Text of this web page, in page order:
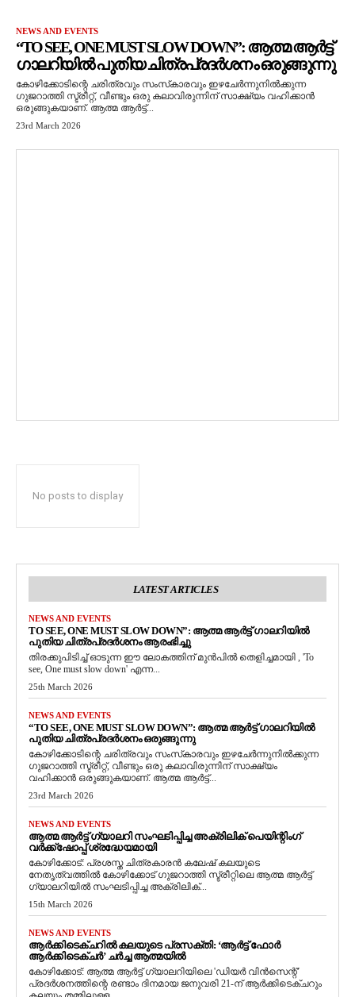
NEWS AND EVENTS
“TO SEE, ONE MUST SLOW DOWN”: ആത്മ ആർട്ട്
ഗാലറിയിൽ പുതിയ ചിത്രപ്രദർശനം ഒരുങ്ങുന്നു
കോഴിക്കോടിന്റെ ചരിത്രവും സംസ്‌കാരവും ഇഴചേർന്നുനിൽക്കുന്ന
ഗുജറാത്തി സ്ട്രീറ്റ്, വീണ്ടും ഒരു കലാവിരുന്നിന് സാക്ഷ്യം വഹിക്കാൻ
ഒരുങ്ങുകയാണ്. ആത്മ ആർട്ട്...
23rd March 2026
No posts to display
LATEST ARTICLES
NEWS AND EVENTS
TO SEE, ONE MUST SLOW DOWN”: ആത്മ ആർട്ട് ഗാലറിയിൽ
പുതിയ ചിത്രപ്രദർശനം ആരംഭിച്ചു
തിരക്കുപിടിച്ച് ഓടുന്ന ഈ ലോകത്തിന് മുൻപിൽ തെളിച്ചമായി , 'To
see, One must slow down' എന്ന...
25th March 2026
NEWS AND EVENTS
“TO SEE, ONE MUST SLOW DOWN”: ആത്മ ആർട്ട് ഗാലറിയിൽ
പുതിയ ചിത്രപ്രദർശനം ഒരുങ്ങുന്നു
കോഴിക്കോടിന്റെ ചരിത്രവും സംസ്‌കാരവും ഇഴചേർന്നുനിൽക്കുന്ന
ഗുജറാത്തി സ്ട്രീറ്റ്, വീണ്ടും ഒരു കലാവിരുന്നിന് സാക്ഷ്യം
വഹിക്കാൻ ഒരുങ്ങുകയാണ്. ആത്മ ആർട്ട്...
23rd March 2026
NEWS AND EVENTS
ആത്മ ആർട്ട് ഗ്യാലറി സംഘടിപ്പിച്ച അക്രിലിക് പെയിന്റിംഗ്
വർക്ക്‌ഷോപ്പ് ശ്രദ്ധേയമായി
കോഴിക്കോട്: പ്രശസ്ത ചിത്രകാരൻ കലേഷ് കലയുടെ
നേതൃത്വത്തിൽ കോഴിക്കോട് ഗുജറാത്തി സ്ട്രീറ്റിലെ ആത്മ ആർട്ട്
ഗ്യാലറിയിൽ സംഘടിപ്പിച്ച അക്രിലിക്...
15th March 2026
NEWS AND EVENTS
ആർക്കിടെക്ചറിൽ കലയുടെ പ്രസക്തി: ‘ആർട്ട് ഫോർ
ആർക്കിടെക്ചർ’ ചർച്ച ആത്മയിൽ
​കോഴിക്കോട്: ആത്മ ആർട്ട് ഗ്യാലറിയിലെ 'ഡിയർ വിൻസെന്റ്'
പ്രദർശനത്തിന്റെ രണ്ടാം ദിനമായ ജനുവരി 21-ന് ആർക്കിടെക്ചറും